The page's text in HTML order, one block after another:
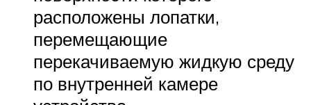
расположены лопатки,
перемещающие
перекачиваемую жидкую среду
по внутренней камере